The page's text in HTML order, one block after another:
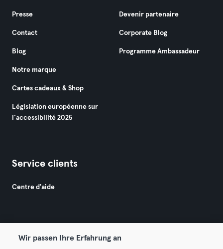
Presse
Contact
Blog
Notre marque
Cartes cadeaux & Shop
Législation européenne sur
l’accessibilité 2025
Devenir partenaire
Corporate Blog
Programme Ambassadeur
Service clients
Centre d'aide
Wir passen Ihre Erfahrung an